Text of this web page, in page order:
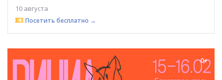
10 августа
Посетить бесплатно →
0+